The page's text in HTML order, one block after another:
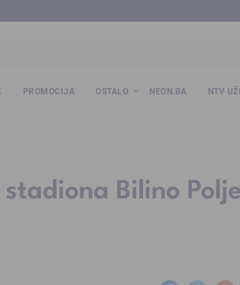
PROMOCIJA OSTALO NEON.BA NTV
Bilino